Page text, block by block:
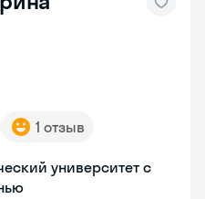
1 отзыв
университет с